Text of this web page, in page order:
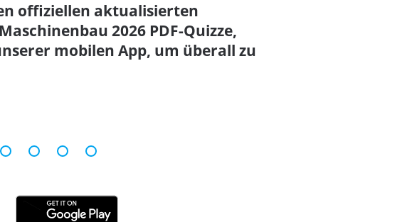
offiziellen aktualisierten
2026 PDF-Quizze,
mobilen App, um überall zu